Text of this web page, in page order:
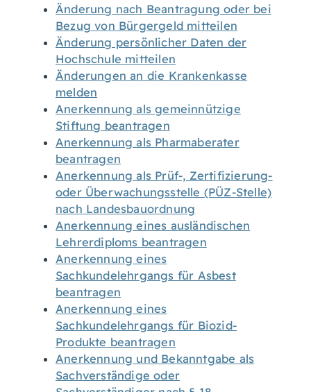
Änderung nach Beantragung oder bei
Bezug von Bürgergeld mitteilen
Änderung persönlicher Daten der
Hochschule mitteilen
Änderungen an die Krankenkasse
melden
Anerkennung als gemeinnützige
Stiftung beantragen
Anerkennung als Pharmaberater
beantragen
Anerkennung als Prüf-, Zertifizierung-
oder Überwachungsstelle (PÜZ-Stelle)
nach Landesbauordnung
Anerkennung eines ausländischen
Lehrerdiploms beantragen
Anerkennung eines
Sachkundelehrgangs für Asbest
beantragen
Anerkennung eines
Sachkundelehrgangs für Biozid-
Produkte beantragen
Anerkennung und Bekanntgabe als
Sachverständige oder